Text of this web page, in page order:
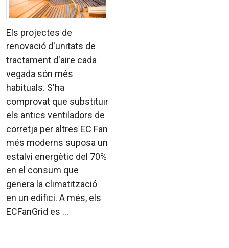
Els projectes de
renovació d'unitats de
tractament d'aire cada
vegada són més
habituals. S'ha
comprovat que substituir
els antics ventiladors de
corretja per altres EC Fan
més moderns suposa un
estalvi energètic del 70%
en el consum que
genera la climatització
en un edifici. A més, els
ECFanGrid es ...